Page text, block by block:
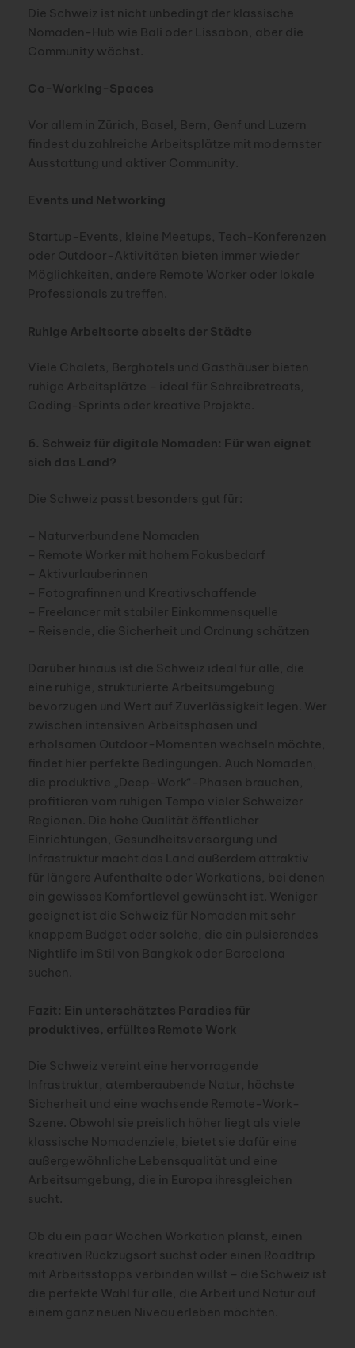
Die Schweiz ist nicht unbedingt der klassische
Nomaden-Hub wie Bali oder Lissabon, aber die
Community wächst.
Co-Working-Spaces
Vor allem in Zürich, Basel, Bern, Genf und Luzern
findest du zahlreiche Arbeitsplätze mit modernster
Ausstattung und aktiver Community.
Events und Networking
Startup-Events, kleine Meetups, Tech-Konferenzen
oder Outdoor-Aktivitäten bieten immer wieder
Möglichkeiten, andere Remote Worker oder lokale
Professionals zu treffen.
Ruhige Arbeitsorte abseits der Städte
Viele Chalets, Berghotels und Gasthäuser bieten
ruhige Arbeitsplätze – ideal für Schreibretreats,
Coding-Sprints oder kreative Projekte.
6. Schweiz für digitale Nomaden: Für wen eignet
sich das Land?
Die Schweiz passt besonders gut für:
– Naturverbundene Nomaden
– Remote Worker mit hohem Fokusbedarf
– Aktivurlauberinnen
– Fotografinnen und Kreativschaffende
– Freelancer mit stabiler Einkommensquelle
– Reisende, die Sicherheit und Ordnung schätzen
Darüber hinaus ist die Schweiz ideal für alle, die
eine ruhige, strukturierte Arbeitsumgebung
bevorzugen und Wert auf Zuverlässigkeit legen. Wer
zwischen intensiven Arbeitsphasen und
erholsamen Outdoor-Momenten wechseln möchte,
findet hier perfekte Bedingungen. Auch Nomaden,
die produktive „Deep-Work“-Phasen brauchen,
profitieren vom ruhigen Tempo vieler Schweizer
Regionen. Die hohe Qualität öffentlicher
Einrichtungen, Gesundheitsversorgung und
Infrastruktur macht das Land außerdem attraktiv
für längere Aufenthalte oder Workations, bei denen
ein gewisses Komfortlevel gewünscht ist. Weniger
geeignet ist die Schweiz für Nomaden mit sehr
knappem Budget oder solche, die ein pulsierendes
Nightlife im Stil von Bangkok oder Barcelona
suchen.
Fazit: Ein unterschätztes Paradies für
produktives, erfülltes Remote Work
Die Schweiz vereint eine hervorragende
Infrastruktur, atemberaubende Natur, höchste
Sicherheit und eine wachsende Remote-Work-
Szene. Obwohl sie preislich höher liegt als viele
klassische Nomadenziele, bietet sie dafür eine
außergewöhnliche Lebensqualität und eine
Arbeitsumgebung, die in Europa ihresgleichen
sucht.
Ob du ein paar Wochen Workation planst, einen
kreativen Rückzugsort suchst oder einen Roadtrip
mit Arbeitsstopps verbinden willst – die Schweiz ist
die perfekte Wahl für alle, die Arbeit und Natur auf
einem ganz neuen Niveau erleben möchten.